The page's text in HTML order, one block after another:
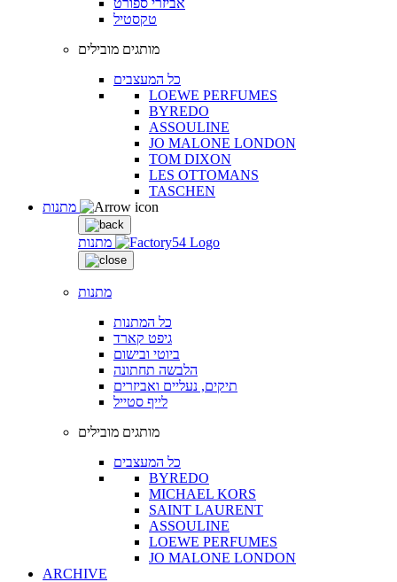
טקסטיל
מותגים מובילים
כל המעצבים
LOEWE PERFUMES
BYREDO
ASSOULINE
JO MALONE LONDON
TOM DIXON
LES OTTOMANS
TASCHEN
מתנות
מתנות
כל המתנות
גיפט קארד
ביוטי ובישום
הלבשה תחתונה
תיקים, נעליים ואביזרים
לייף סטייל
מותגים מובילים
כל המעצבים
BYREDO
MICHAEL KORS
SAINT LAURENT
ASSOULINE
LOEWE PERFUMES
JO MALONE LONDON
ARCHIVE